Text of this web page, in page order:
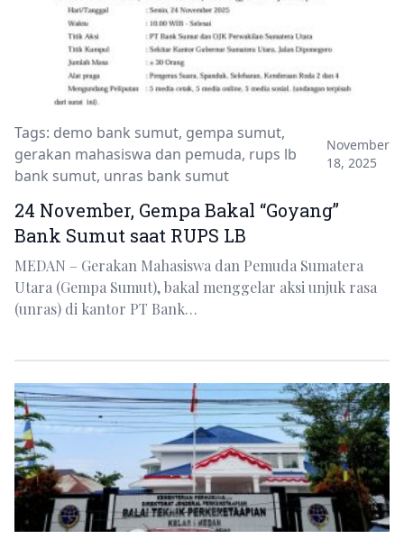
Tags: demo bank sumut, gempa sumut,
gerakan mahasiswa dan pemuda, rups lb
bank sumut, unras bank sumut
November
18, 2025
24 November, Gempa Bakal “Goyang”
Bank Sumut saat RUPS LB
MEDAN – Gerakan Mahasiswa dan Pemuda Sumatera
Utara (Gempa Sumut), bakal menggelar aksi unjuk rasa
(unras) di kantor PT Bank…